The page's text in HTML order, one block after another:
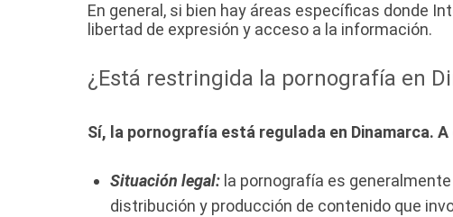
En general, si bien hay áreas específicas donde
libertad de expresión y acceso a la información.
¿Está restringida la pornografía en
Sí, la pornografía está regulada en Dinamarca.
Situación legal: la pornografía es
distribución y producción de contenido que